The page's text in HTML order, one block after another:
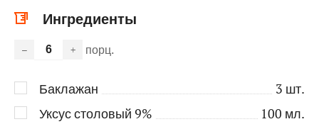
Ингредиенты
– + порц.
Баклажан 3 шт.
Уксус столовый 9%
100 мл.